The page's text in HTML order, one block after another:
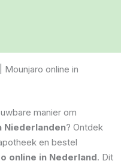
Mounjaro online in
manier om
Niederlanden? Ontdek
en bestel
online in Nederland. Dit